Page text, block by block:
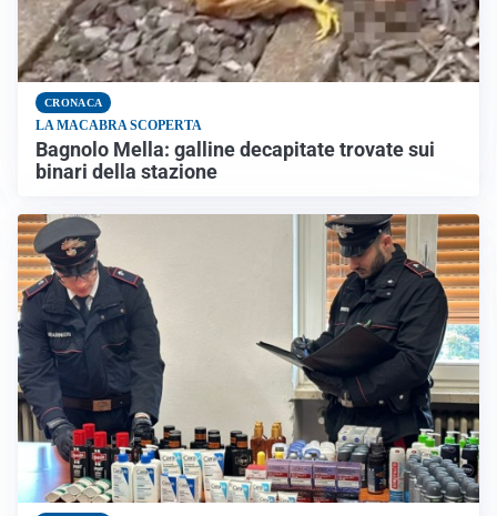
CRONACA
LA MACABRA SCOPERTA
Bagnolo Mella: galline decapitate trovate sui
binari della stazione